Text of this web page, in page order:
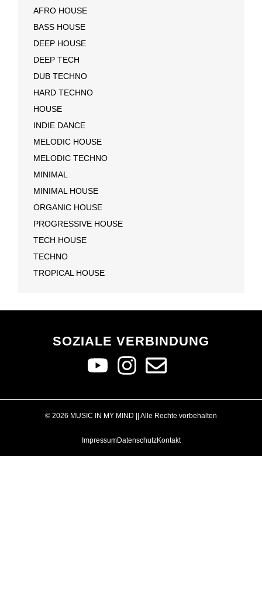
AFRO HOUSE
BASS HOUSE
DEEP HOUSE
DEEP TECH
DUB TECHNO
HARD TECHNO
HOUSE
INDIE DANCE
MELODIC HOUSE
MELODIC TECHNO
MINIMAL
MINIMAL HOUSE
ORGANIC HOUSE
PROGRESSIVE HOUSE
TECH HOUSE
TECHNO
TROPICAL HOUSE
SOZIALE VERBINDUNG
© 2026 MUSIC IN MY MIND || Alle Rechte vorbehalten
ImpressumDatenschutzKontakt